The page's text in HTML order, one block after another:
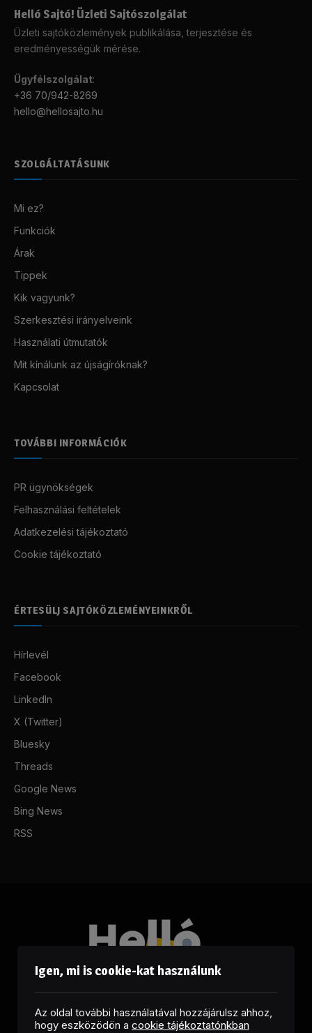
Helló Sajtó! Üzleti Sajtószolgálat
Üzleti sajtóközlemények publikálása, terjesztése és
eredményességük mérése.
Ügyfélszolgálat:
+36 70/942-8269
hello@hellosajto.hu
SZOLGÁLTATÁSUNK
Mi ez?
Funkciók
Árak
Tippek
Kik vagyunk?
Szerkesztési irányelveink
Használati útmutatók
Mit kínálunk az újságíróknak?
Kapcsolat
TOVÁBBI INFORMÁCIÓK
PR ügynökségek
Felhasználási feltételek
Adatkezelési tájékoztató
Cookie tájékoztató
ÉRTESÜLJ SAJTÓKÖZLEMÉNYEINKRŐL
Hírlevél
Facebook
LinkedIn
X (Twitter)
Bluesky
Threads
Google News
Bing News
RSS
Igen, mi is cookie-kat használunk
Az oldal további használatával hozzájárulsz ahhoz,
hogy eszközödön a cookie tájékoztatónkban